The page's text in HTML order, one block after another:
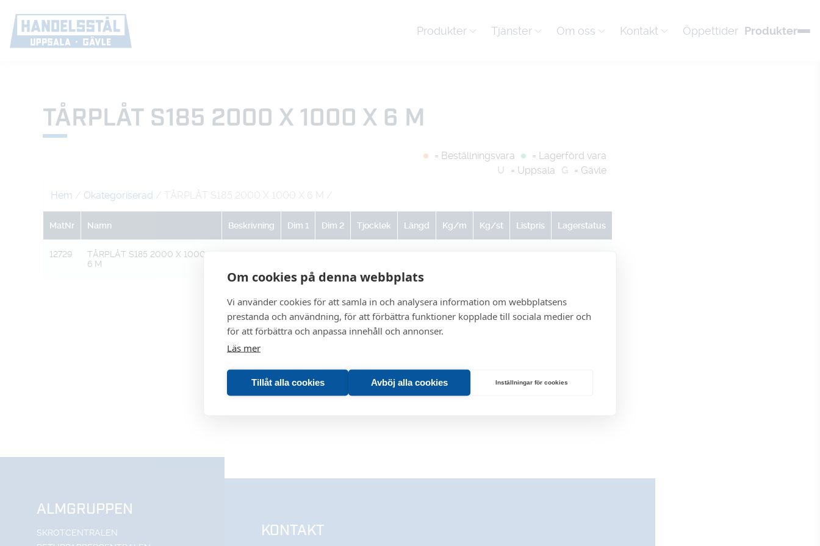
Om cookies på denna webbplats
Vi använder cookies för att samla in och analysera information om webbplatsens
prestanda och användning, för att förbättra funktioner kopplade till sociala medier och
för att förbättra och anpassa innehåll och annonser.
Läs mer
Tillåt alla cookies Avböj alla cookies Inställningar för cookies
Produkter Tjänster Om oss Kontakt Öppettider Produkter
TÅRPLÅT S185 2000 X 1000 X 6 M
= Beställningsvara
= Lagerförd vara
U
= Uppsala G = Gävle
Hem / Okategoriserad / TÅRPLÅT S185 2000 X 1000 X 6 M /
MatNr Namn Beskrivning Dim 1 Dim 2 Tjocklek Längd Kg/m Kg/st Listpris Lagerstatus
12729
TÅRPLÅT S185 2000 X 1000 X
6 M
ALMGRUPPEN
SKROTCENTRALEN
KONTAKT